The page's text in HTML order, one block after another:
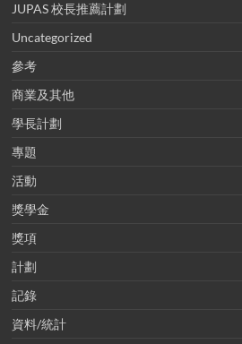
JUPAS 校長推薦計劃
Uncategorized
參考
商業及其他
學長計劃
專題
活動
獎學金
獎項
計劃
記錄
資料/統計